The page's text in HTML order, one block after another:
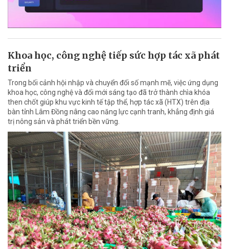
Khoa học, công nghệ tiếp sức hợp tác xã phát
triển
Trong bối cảnh hội nhập và chuyển đổi số mạnh mẽ, việc ứng dụng
khoa học, công nghệ và đổi mới sáng tạo đã trở thành chìa khóa
then chốt giúp khu vực kinh tế tập thể, hợp tác xã (HTX) trên địa
bàn tỉnh Lâm Đồng nâng cao năng lực cạnh tranh, khẳng định giá
trị nông sản và phát triển bền vững.